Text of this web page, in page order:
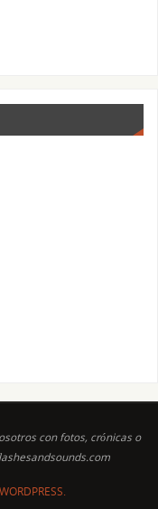
con fotos, crónicas o
WORDPRESS.